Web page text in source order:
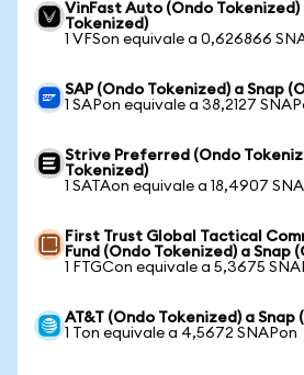
VinFast Auto (Ondo Tokenized)
Tokenized)
1 VFSon equivale a 0,626866
SAP (Ondo Tokenized) a Snap
1 SAPon equivale a 38,2127
Strive Preferred (Ondo
Tokenized)
1 SATAon equivale a 18,4907
First Trust Global Tactical
Fund (Ondo Tokenized) a Snap
1 FTGCon equivale a 5,3675
AT&T (Ondo Tokenized) a Snap
1 Ton equivale a 4,5672 SNAPon